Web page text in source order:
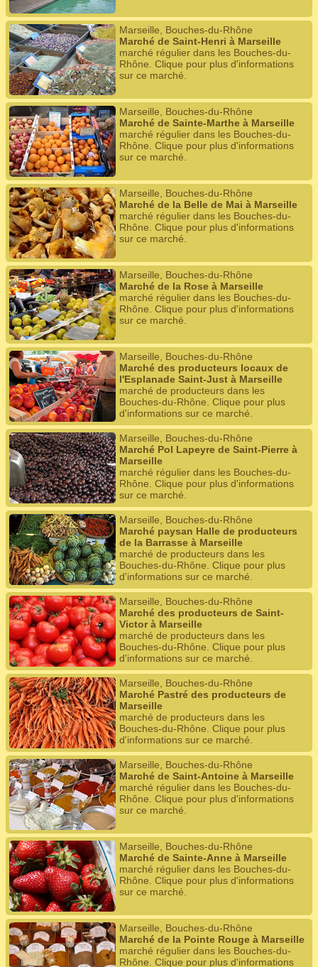
Marseille, Bouches-du-Rhône
Marché de Saint-Henri à Marseille
marché régulier dans les Bouches-du-
Rhône. Clique pour plus d'informations
sur ce marché.
Marseille, Bouches-du-Rhône
Marché de Sainte-Marthe à Marseille
marché régulier dans les Bouches-du-
Rhône. Clique pour plus d'informations
sur ce marché.
Marseille, Bouches-du-Rhône
Marché de la Belle de Mai à Marseille
marché régulier dans les Bouches-du-
Rhône. Clique pour plus d'informations
sur ce marché.
Marseille, Bouches-du-Rhône
Marché de la Rose à Marseille
marché régulier dans les Bouches-du-
Rhône. Clique pour plus d'informations
sur ce marché.
Marseille, Bouches-du-Rhône
Marché des producteurs locaux de
l'Esplanade Saint-Just à Marseille
marché de producteurs dans les
Bouches-du-Rhône. Clique pour plus
d'informations sur ce marché.
Marseille, Bouches-du-Rhône
Marché Pol Lapeyre de Saint-Pierre à
Marseille
marché régulier dans les Bouches-du-
Rhône. Clique pour plus d'informations
sur ce marché.
Marseille, Bouches-du-Rhône
Marché paysan Halle de producteurs
de la Barrasse à Marseille
marché de producteurs dans les
Bouches-du-Rhône. Clique pour plus
d'informations sur ce marché.
Marseille, Bouches-du-Rhône
Marché des producteurs de Saint-
Victor à Marseille
marché de producteurs dans les
Bouches-du-Rhône. Clique pour plus
d'informations sur ce marché.
Marseille, Bouches-du-Rhône
Marché Pastré des producteurs de
Marseille
marché de producteurs dans les
Bouches-du-Rhône. Clique pour plus
d'informations sur ce marché.
Marseille, Bouches-du-Rhône
Marché de Saint-Antoine à Marseille
marché régulier dans les Bouches-du-
Rhône. Clique pour plus d'informations
sur ce marché.
Marseille, Bouches-du-Rhône
Marché de Sainte-Anne à Marseille
marché régulier dans les Bouches-du-
Rhône. Clique pour plus d'informations
sur ce marché.
Marseille, Bouches-du-Rhône
Marché de la Pointe Rouge à Marseille
marché régulier dans les Bouches-du-
Rhône. Clique pour plus d'informations